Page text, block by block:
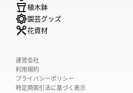
植木鉢
園芸グッズ
花資材
運営会社
利用規約
プライバシーポリシー
特定商取引法に基づく表示